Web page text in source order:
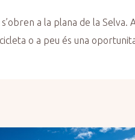
a la plana de la
o a peu és una